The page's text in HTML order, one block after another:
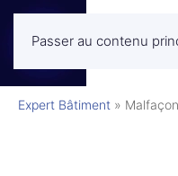
Passer au contenu
Expert Bâtiment »